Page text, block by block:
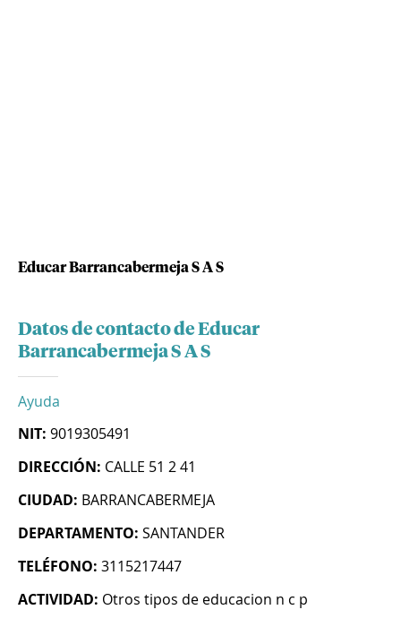
Educar Barrancabermeja S A S
Datos de contacto de Educar
Barrancabermeja S A S
Ayuda
NIT: 9019305491
DIRECCIÓN: CALLE 51 2 41
CIUDAD: BARRANCABERMEJA
DEPARTAMENTO: SANTANDER
TELÉFONO: 3115217447
ACTIVIDAD: Otros tipos de educacion n c p